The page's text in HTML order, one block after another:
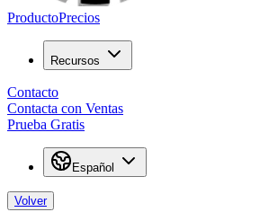
ProductoPrecios
Recursos
Contacto
Contacta con Ventas
Prueba Gratis
Español
Volver